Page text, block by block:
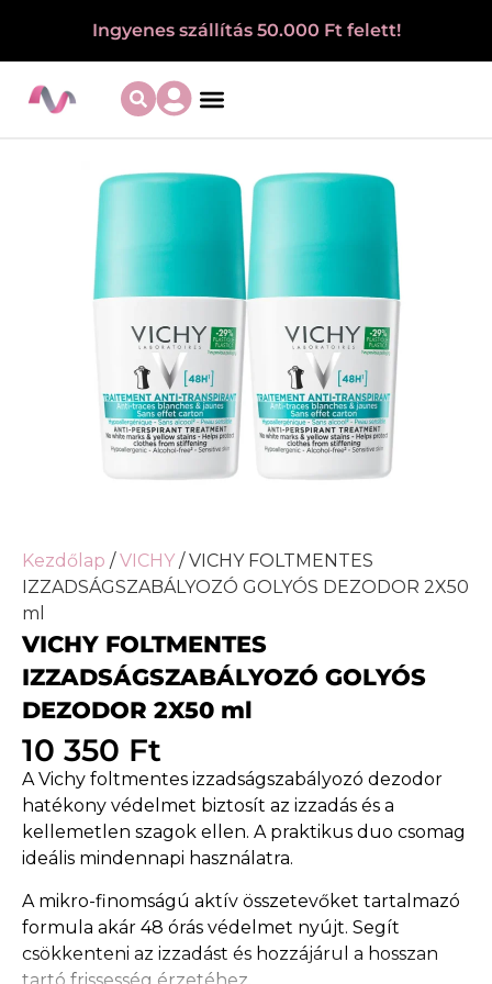
Ingyenes szállítás 50.000 Ft felett!
Kezdőlap /VICHY / VICHY FOLTMENTES
IZZADSÁGSZABÁLYOZÓ GOLYÓS DEZODOR 2X50
ml
VICHY FOLTMENTES
IZZADSÁGSZABÁLYOZÓ GOLYÓS
DEZODOR 2X50 ml
10 350 Ft
A Vichy foltmentes izzadságszabályozó dezodor
hatékony védelmet biztosít az izzadás és a
kellemetlen szagok ellen. A praktikus duo csomag
ideális mindennapi használatra.
A mikro-finomságú aktív összetevőket tartalmazó
formula akár 48 órás védelmet nyújt. Segít
csökkenteni az izzadást és hozzájárul a hosszan